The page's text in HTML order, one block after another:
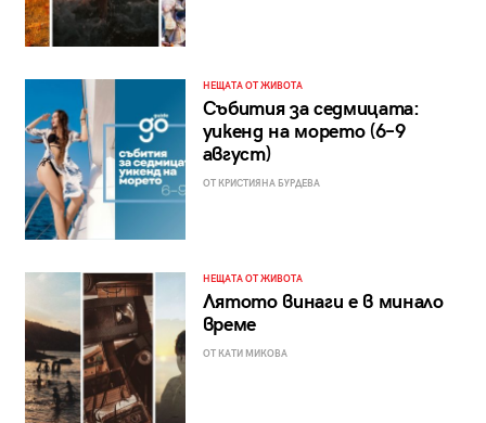
НЕЩАТА ОТ ЖИВОТА
Събития за седмицата:
уикенд на морето (6–9
август)
ОТ КРИСТИЯНА БУРДЕВА
НЕЩАТА ОТ ЖИВОТА
Лятото винаги е в минало
време
ОТ КАТИ МИКОВА